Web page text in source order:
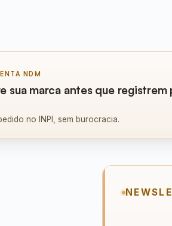
NDM
sua marca antes que registrem
no INPI, sem burocracia.